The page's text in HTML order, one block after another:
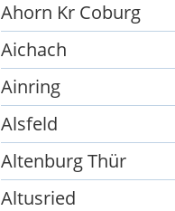
Ahorn Kr Coburg
Aichach
Ainring
Alsfeld
Altenburg Thür
Altusried